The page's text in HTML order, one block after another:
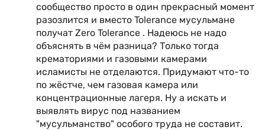
сообщество просто в один прекрасный момент
разозлится и вместо Tolerance мусульмане
получат Zero Tolerance . Надеюсь не надо
объяснять в чём разница? Только тогда
крематориями и газовыми камерами
исламисты не отделаются. Придумают что-то
по жёстче, чем газовая камера или
концентрационные лагеря. Ну а искать и
выявлять вирус под названием
"мусульманство" особого труда не составит.